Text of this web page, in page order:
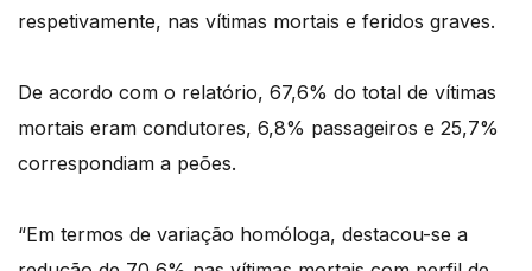
respetivamente, nas vítimas mortais e feridos graves.
De acordo com o relatório, 67,6% do total de vítimas
mortais eram condutores, 6,8% passageiros e 25,7%
correspondiam a peões.
“Em termos de variação homóloga, destacou-se a